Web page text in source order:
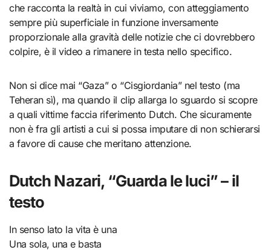
che racconta la realtà in cui viviamo, con atteggiamento
sempre più superficiale in funzione inversamente
proporzionale alla gravità delle notizie che ci dovrebbero
colpire, è il video a rimanere in testa nello specifico.
Non si dice mai “Gaza” o “Cisgiordania” nel testo (ma
Teheran sì), ma quando il clip allarga lo sguardo si scopre
a quali vittime faccia riferimento Dutch. Che sicuramente
non è fra gli artisti a cui si possa imputare di non schierarsi
a favore di cause che meritano attenzione.
Dutch Nazari, “Guarda le luci” – il
testo
In senso lato la vita è una
Una sola, una e basta